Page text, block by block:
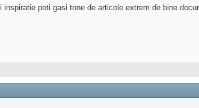
poti gasi tone de articole extrem de bine